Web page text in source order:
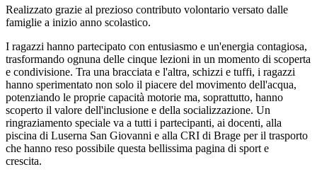
Realizzato grazie al prezioso contributo volontario versato dalle
famiglie a inizio anno scolastico.
I ragazzi hanno partecipato con entusiasmo e un'energia contagiosa,
trasformando ognuna delle cinque lezioni in un momento di scoperta
e condivisione. Tra una bracciata e l'altra, schizzi e tuffi, i ragazzi
hanno sperimentato non solo il piacere del movimento dell'acqua,
potenziando le proprie capacità motorie ma, soprattutto, hanno
scoperto il valore dell'inclusione e della socializzazione. Un
ringraziamento speciale va a tutti i partecipanti, ai docenti, alla
piscina di Luserna San Giovanni e alla CRI di Brage per il trasporto
che hanno reso possibile questa bellissima pagina di sport e
crescita.